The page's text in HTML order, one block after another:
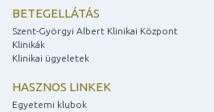
BETEGELLÁTÁS
Szent-Györgyi Albert Klinikai Központ
Klinikák
Klinikai ügyeletek
HASZNOS LINKEK
Egyetemi klubok